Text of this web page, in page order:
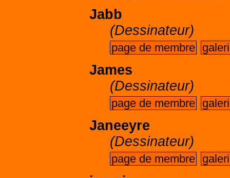
Jabb
(Dessinateur)
page de membre
James
(Dessinateur)
page de membre
Janeeyre
(Dessinateur)
page de membre